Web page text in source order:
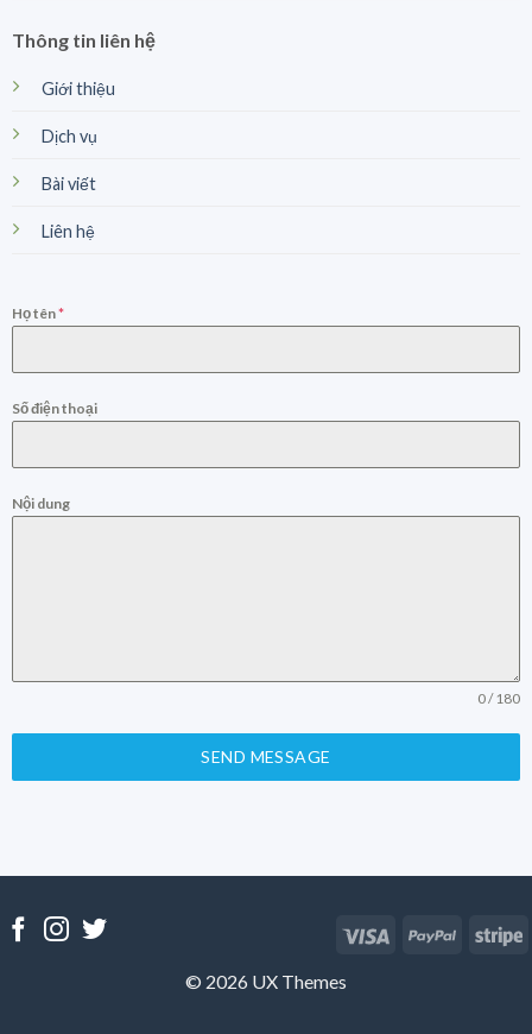
Thông tin liên hệ
Giới thiệu
Dịch vụ
Bài viết
Liên hệ
Họ tên*
Số điện thoại
Nội dung
0 / 180
SEND MESSAGE
© 2026 UX Themes